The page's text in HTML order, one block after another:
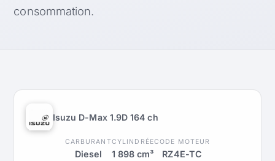
consommation.
Isuzu D-Max 1.9D 164 ch
CARBURANT
Diesel
CYLINDRÉE
1 898 cm³
CODE MOTEUR
RZ4E-TC